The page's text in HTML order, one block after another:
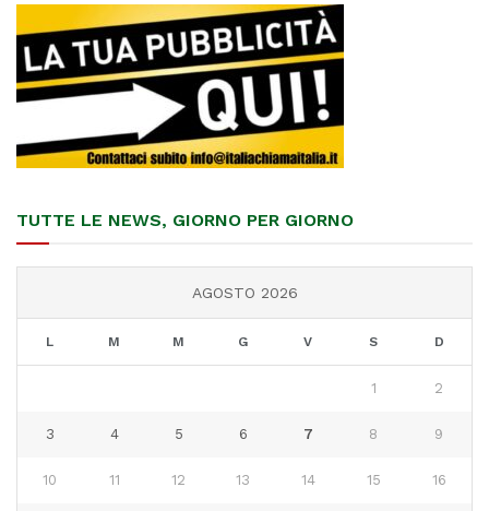
TUTTE LE NEWS, GIORNO PER GIORNO
AGOSTO 2026
L M M G V S D
1 2
3 4 5 6 7 8 9
10 11 12 13 14 15 16